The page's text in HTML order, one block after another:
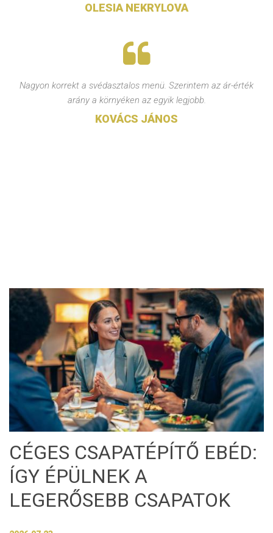
OLESIA NEKRYLOVA
Nagyon korrekt a svédasztalos menü. Szerintem az ár-érték
arány a környéken az egyik legjobb.
KOVÁCS JÁNOS
CÉGES CSAPATÉPÍTŐ EBÉD:
ÍGY ÉPÜLNEK A
LEGERŐSEBB CSAPATOK